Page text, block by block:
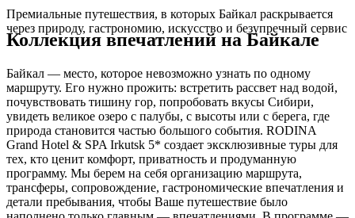
Премиальные путешествия, в которых Байкал раскрывается
через природу, гастрономию, искусство и безупречный сервис
Коллекция впечатлений на Байкале
Байкал — место, которое невозможно узнать по одному
маршруту. Его нужно прожить: встретить рассвет над водой,
почувствовать тишину гор, попробовать вкусы Сибири,
увидеть великое озеро с палубы, с высоты или с берега, где
природа становится частью большого события. RODINA
Grand Hotel & SPA Irkutsk 5* создает эксклюзивные туры для
тех, кто ценит комфорт, приватность и продуманную
программу. Мы берем на себя организацию маршрута,
трансферы, сопровождение, гастрономические впечатления и
детали пребывания, чтобы Ваше путешествие было